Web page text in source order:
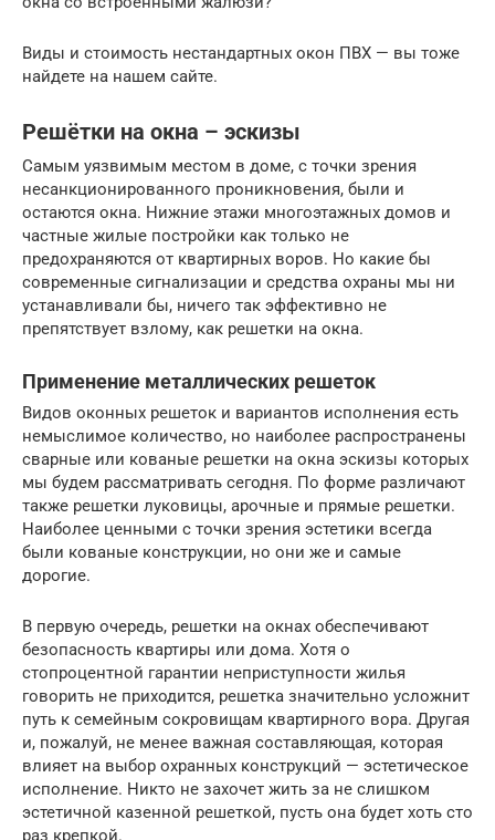
Виды и стоимость нестандартных окон ПВХ — вы тоже
найдете на нашем сайте.
Решётки на окна – эскизы
Самым уязвимым местом в доме, с точки зрения
несанкционированного проникновения, были и
остаются окна. Нижние этажи многоэтажных домов и
частные жилые постройки как только не
предохраняются от квартирных воров. Но какие бы
современные сигнализации и средства охраны мы ни
устанавливали бы, ничего так эффективно не
препятствует взлому, как решетки на окна.
Применение металлических решеток
Видов оконных решеток и вариантов исполнения есть
немыслимое количество, но наиболее распространены
сварные или кованые решетки на окна эскизы которых
мы будем рассматривать сегодня. По форме различают
также решетки луковицы, арочные и прямые решетки.
Наиболее ценными с точки зрения эстетики всегда
были кованые конструкции, но они же и самые
дорогие.
В первую очередь, решетки на окнах обеспечивают
безопасность квартиры или дома. Хотя о
стопроцентной гарантии неприступности жилья
говорить не приходится, решетка значительно усложнит
путь к семейным сокровищам квартирного вора. Другая
и, пожалуй, не менее важная составляющая, которая
влияет на выбор охранных конструкций — эстетическое
исполнение. Никто не захочет жить за не слишком
эстетичной казенной решеткой, пусть она будет хоть сто
раз крепкой.